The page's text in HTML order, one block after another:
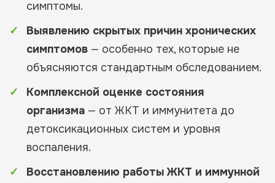
симптомы.
Выявлению скрытых причин хронических
симптомов — особенно тех, которые не
объясняются стандартным обследованием.
Комплексной оценке состояния
организма — от ЖКТ и иммунитета до
детоксикационных систем и уровня
воспаления.
Восстановлению работы ЖКТ и иммунной